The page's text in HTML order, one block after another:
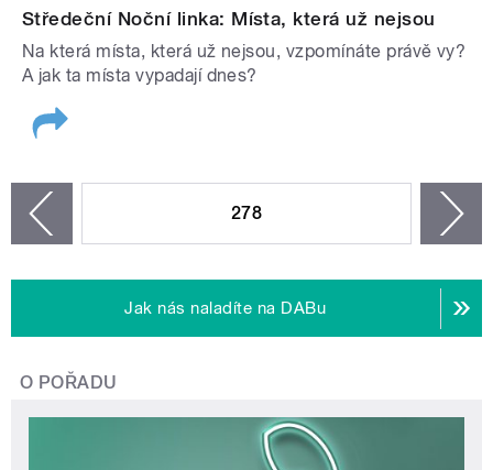
Středeční Noční linka: Místa, která už nejsou
Na která místa, která už nejsou, vzpomínáte právě vy?
A jak ta místa vypadají dnes?
278
Jak nás naladíte na DABu
O POŘADU